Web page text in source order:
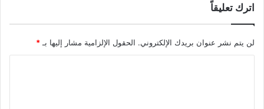
اترك تعليقاً
لن يتم نشر عنوان بريدك الإلكتروني. الحقول الإلزامية مشار إليها بـ *